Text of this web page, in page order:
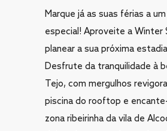
Marque já as suas férias a
especial! Aproveite a Winter
planear a sua próxima
Desfrute da tranquilidade à
Tejo, com mergulhos
piscina do rooftop e
zona ribeirinha da vila de